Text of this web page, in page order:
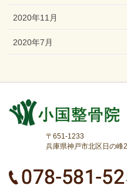
2020年11月
2020年7月
〒651-1233
兵庫県神戸市北区日の峰